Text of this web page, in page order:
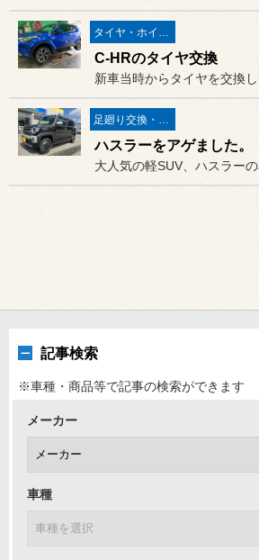
タイヤ・ホイール
C-HRのタイヤ交換
足廻り交換・４輪アライメント調整
ハスラーをアゲました。
記事検索
※車種・商品等で記事の検索ができます
メーカー
車種